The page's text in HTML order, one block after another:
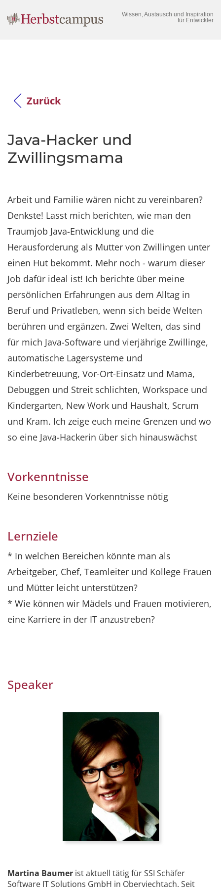
Wissen, Austausch und Inspiration
für Entwickler
Zurück
Java-Hacker und
Zwillingsmama
Arbeit und Familie wären nicht zu vereinbaren?
Denkste! Lasst mich berichten, wie man den
Traumjob Java-Entwicklung und die
Herausforderung als Mutter von Zwillingen unter
einen Hut bekommt. Mehr noch - warum dieser
Job dafür ideal ist! Ich berichte über meine
persönlichen Erfahrungen aus dem Alltag in
Beruf und Privatleben, wenn sich beide Welten
berühren und ergänzen. Zwei Welten, das sind
für mich Java-Software und vierjährige Zwillinge,
automatische Lagersysteme und
Kinderbetreuung, Vor-Ort-Einsatz und Mama,
Debuggen und Streit schlichten, Workspace und
Kindergarten, New Work und Haushalt, Scrum
und Kram. Ich zeige euch meine Grenzen und wo
so eine Java-Hackerin über sich hinauswächst
Vorkenntnisse
Keine besonderen Vorkenntnisse nötig
Lernziele
* In welchen Bereichen könnte man als
Arbeitgeber, Chef, Teamleiter und Kollege Frauen
und Mütter leicht unterstützen?
* Wie können wir Mädels und Frauen motivieren,
eine Karriere in der IT anzustreben?
Speaker
Martina Baumer ist aktuell tätig für SSI Schäfer
Software IT Solutions GmbH in Oberviechtach. Seit